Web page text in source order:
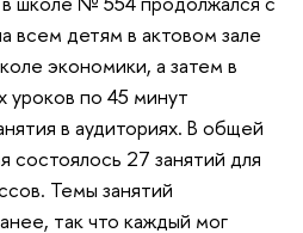
всем детям в актовом зале
экономики, а затем в
уроков по 45 минут
в аудиториях. В общей
состоялось 27 занятий для
Темы занятий
так что каждый мог